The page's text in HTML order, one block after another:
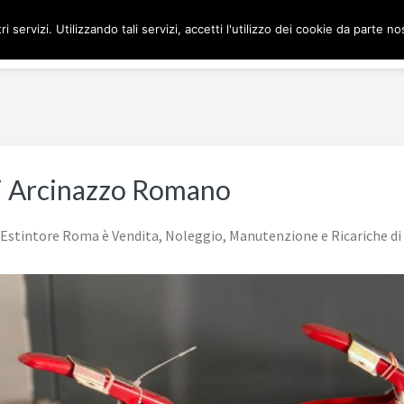
Romano
Roma è Vendita, Noleggio, Manutenzione e Ricariche
servizi. Utilizzando tali servizi, accetti l'utilizzo dei cookie da parte